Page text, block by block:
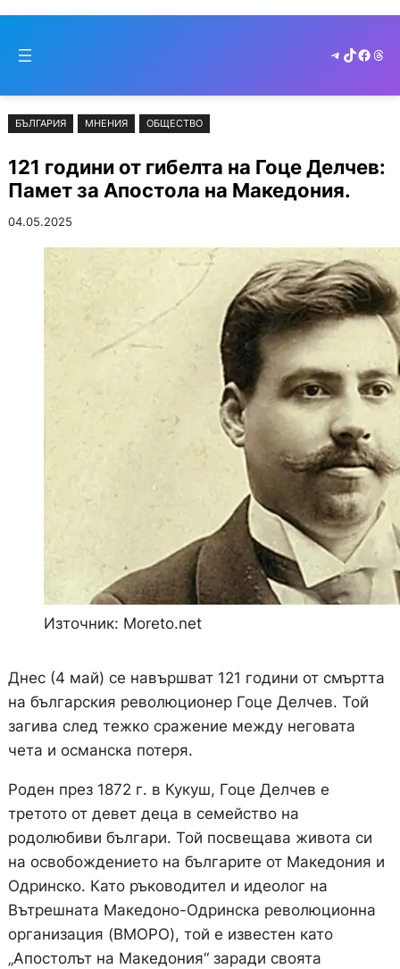
съдържанието
to
Telegram
TikTok
БЪЛГАРИЯ МНЕНИЯ ОБЩЕСТВО
121 години от гибелта на Гоце Делчев:
Памет за Апостола на Македония.
04.05.2025
Източник: Moreto.net
Днес (4 май) се навършват 121 години от смъртта
на българския революционер Гоце Делчев. Той
загива след тежко сражение между неговата
чета и османска потеря.
Роден през 1872 г. в Кукуш, Гоце Делчев е
третото от девет деца в семейство на
родолюбиви българи. Той посвещава живота си
на освобождението на българите от Македония и
Одринско. Като ръководител и идеолог на
Вътрешната Македоно-Одринска революционна
организация (ВМОРО), той е известен като
„Апостолът на Македония“ заради своята